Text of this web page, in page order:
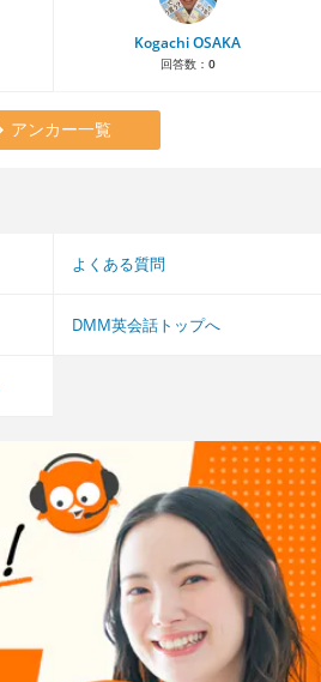
Kogachi OSAKA
回答数： 0
アンカー一覧
よくある質問
DMM英会話トップへ